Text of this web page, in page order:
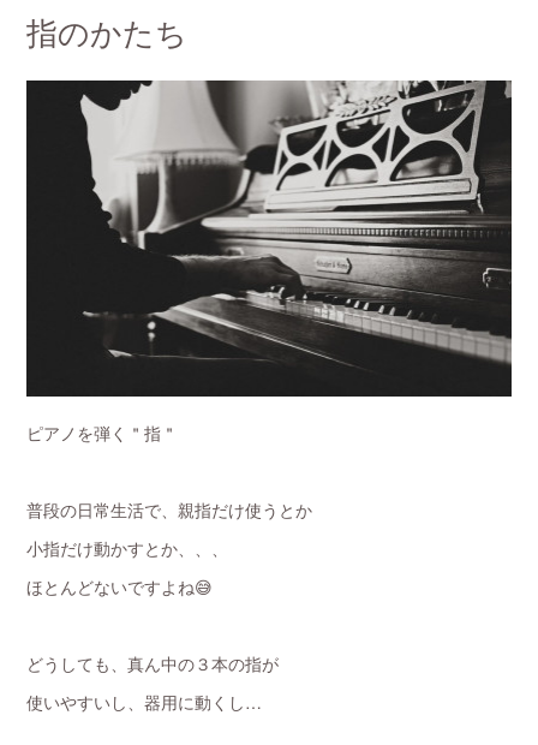
指のかたち
ピアノを弾く＂指＂
普段の日常生活で、親指だけ使うとか
小指だけ動かすとか、、、
ほとんどないですよね😅
どうしても、真ん中の３本の指が
使いやすいし、器用に動くし…